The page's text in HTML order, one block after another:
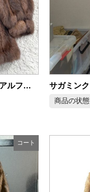
WHITE-BEAR ロシアンセーブル リアルファーコート M
商品の状
コート